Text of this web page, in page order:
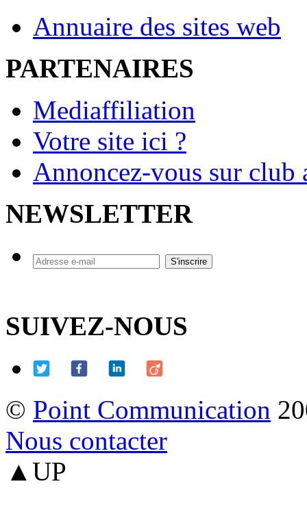
Annuaire des sites web
PARTENAIRES
Mediaffiliation
Votre site ici ?
Annoncez-vous sur
NEWSLETTER
SUIVEZ-NOUS
© Point Communication
Nous contacter
▲UP